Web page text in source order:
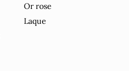
Or rose
Laque